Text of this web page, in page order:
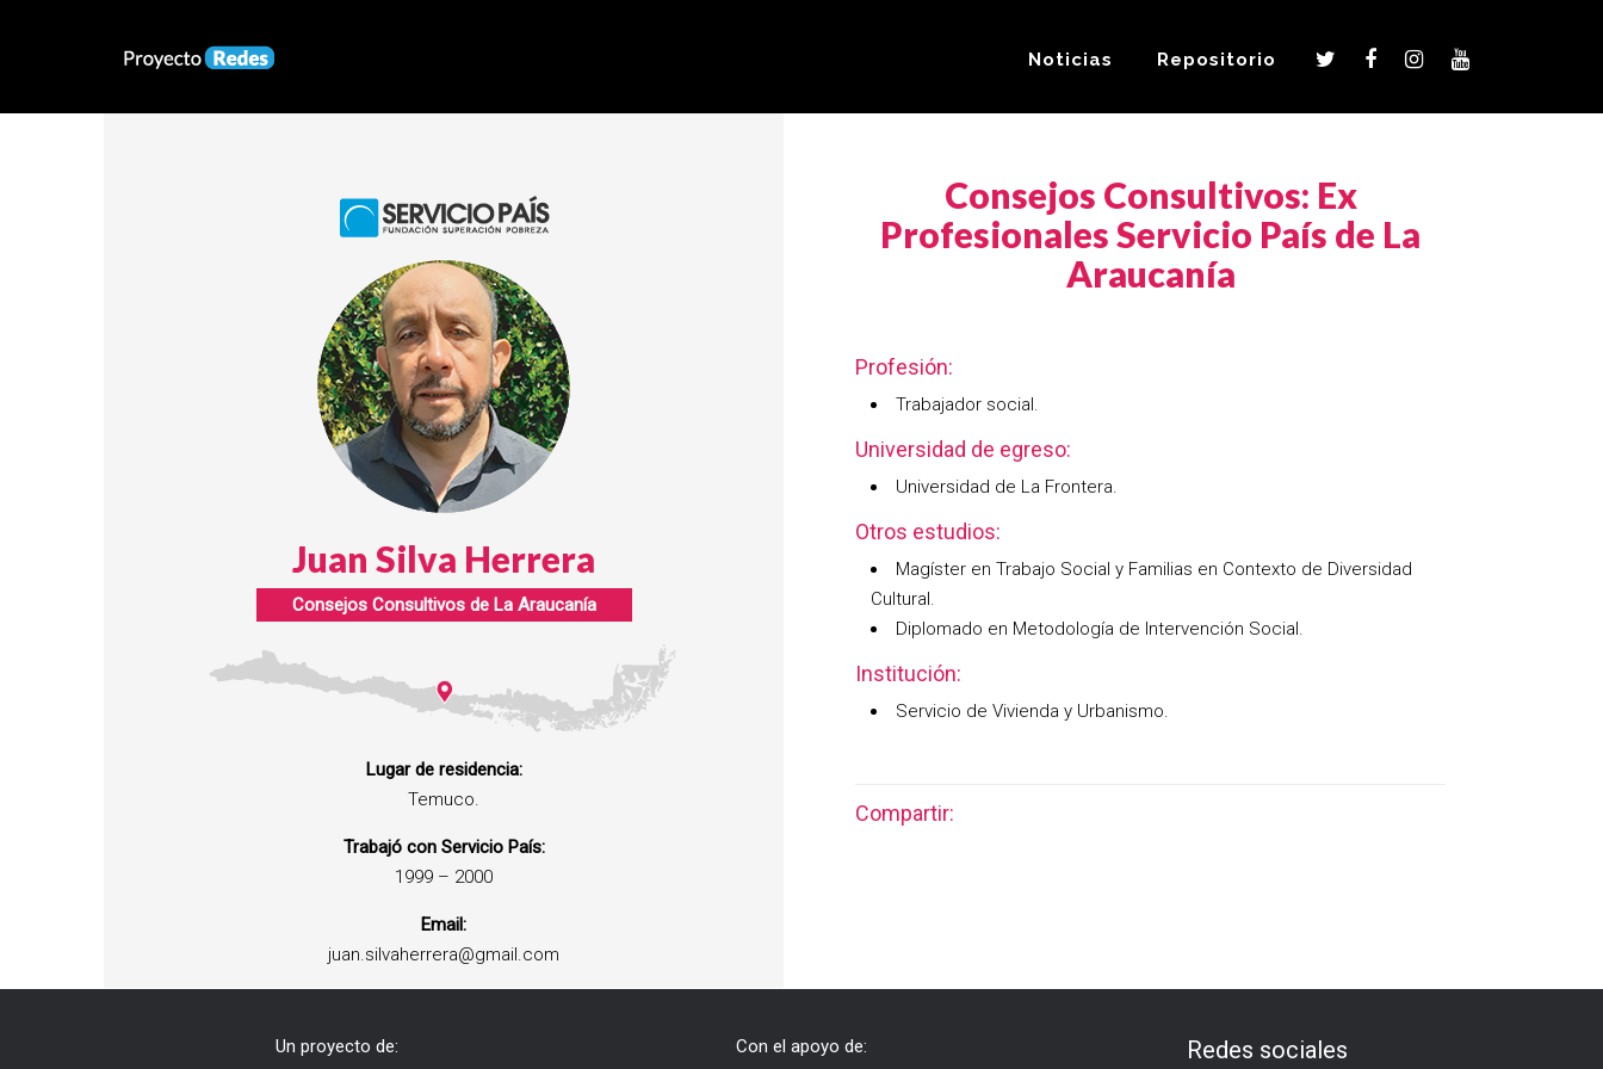
Noticias Repositorio
Juan Silva Herrera
Consejos Consultivos de La Araucanía
Lugar de residencia:
Temuco.
Trabajó con Servicio País:
1999 – 2000
Email:
juan.silvaherrera@gmail.com
Consejos Consultivos: Ex
Profesionales Servicio País de La
Araucanía
Profesión:
Trabajador social.
Universidad de egreso:
Universidad de La Frontera.
Otros estudios:
Magíster en Trabajo Social y Familias en Contexto de Diversidad
Cultural.
Diplomado en Metodología de Intervención Social.
Institución:
Servicio de Vivienda y Urbanismo.
Compartir:
Un proyecto de: Con el apoyo de: Redes sociales